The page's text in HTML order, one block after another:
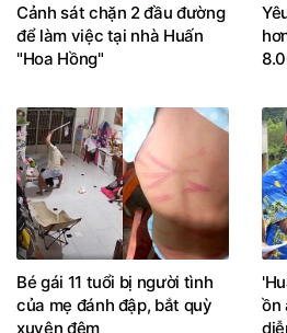
Cảnh sát chặn 2 đầu đường
để làm việc tại nhà Huấn
"Hoa Hồng"
Bé gái 11 tuổi bị người tình
của mẹ đánh đập, bắt quỳ
xuyên đêm
ồn